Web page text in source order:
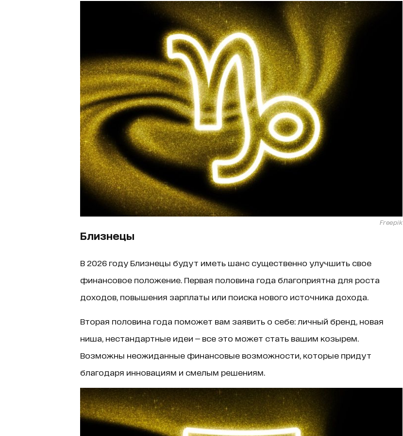
Freepik
Близнецы
В 2026 году Близнецы будут иметь шанс существенно улучшить свое
финансовое положение. Первая половина года благоприятна для роста
доходов, повышения зарплаты или поиска нового источника дохода.
Вторая половина года поможет вам заявить о себе: личный бренд, новая
ниша, нестандартные идеи — все это может стать вашим козырем.
Возможны неожиданные финансовые возможности, которые придут
благодаря инновациям и смелым решениям.